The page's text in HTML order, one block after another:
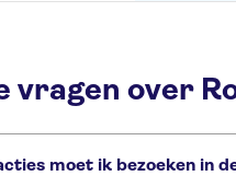
vragen over
moet ik bezoeken in